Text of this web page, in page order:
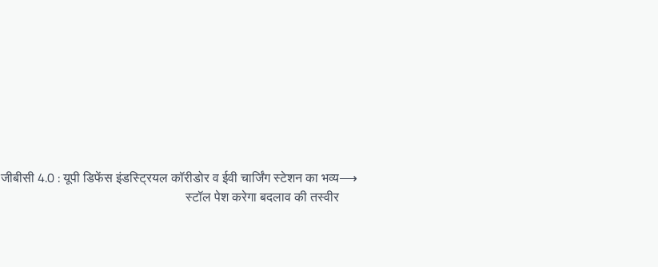
जीबीसी 4.0 : यूपी डिफेंस इंडस्ट्रियल कॉरीडोर व ईवी चार्जिंग स्टेशन का भव्य
स्टॉल पेश करेगा बदलाव की तस्वीर
⟶